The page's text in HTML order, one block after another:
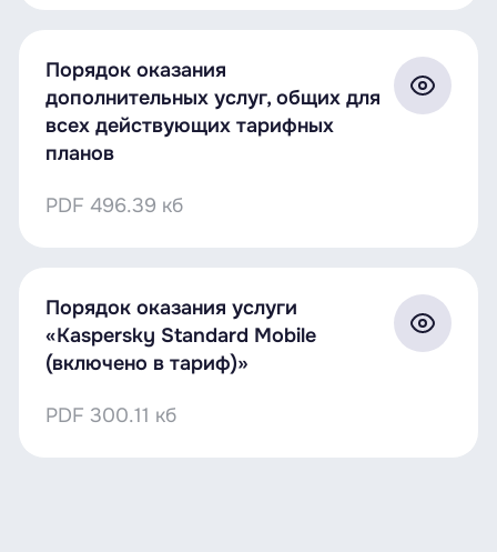
вызов
далее — 0,125 руб/
мин
Исходящее
Порядок оказания
дополнительных услуг, общих для
всех действующих тарифных
планов
PDF 496.39 кб
Порядок оказания услуги
«Kaspersky Standard Mobile
(включено в тариф)»
PDF 300.11 кб